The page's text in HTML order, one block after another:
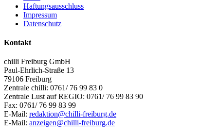
Haftungsausschluss
Impressum
Datenschutz
Kontakt
chilli Freiburg GmbH
Paul-Ehrlich-Straße 13
79106 Freiburg
Zentrale chilli: 0761/ 76 99 83 0
Zentrale Lust auf REGIO: 0761/ 76 99 83 90
Fax: 0761/ 76 99 83 99
E-Mail: redaktion@chilli-freiburg.de
E-Mail: anzeigen@chilli-freiburg.de